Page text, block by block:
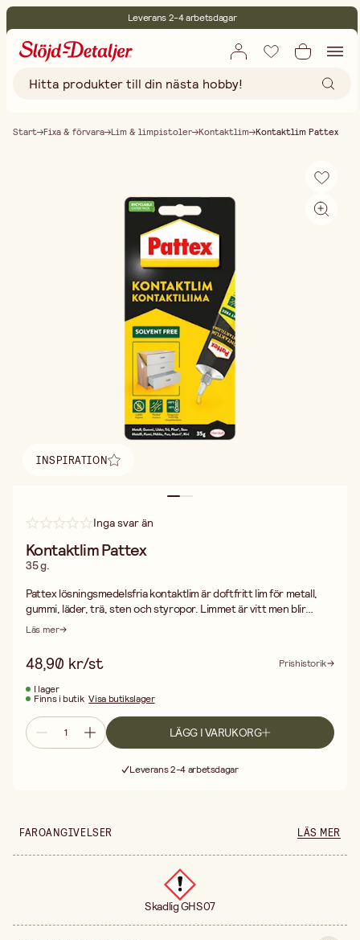
Leverans 2-4 arbetsdagar
Fri frakt vid köp över 499:-
Start Fixa & förvara Lim & limpistoler Kontaktlim Kontaktlim Pattex
INSPIRATION
Hitta inspiration
Inga svar än
Kontaktlim Pattex
35 g.
Pattex lösningsmedelsfria kontaktlim är doftfritt lim för metall,
gummi, läder, trä, sten och styropor. Limmet är vitt men blir
transparent vid härdning. Färgskiftningen indikerar när det är
C. Se till att ytorna som skall limmas ihop är rena, torra och
tättslutande. H317 Kan orsaka allergisk hudreaktion. H412
Skadliga långtidseffekter för vattenlevande organismer
Läs mer
48,90 kr/st
Prishistorik
I lager
Finns i butik Visa butikslager
LÄGG I VARUKORG
Leverans 2-4 arbetsdagar
FAROANGIVELSER LÄS MER
Skadlig GHS07